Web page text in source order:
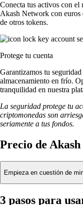
Conecta tus activos con el
Akash Network con euros
de otros tokens.
Protege tu cuenta
Garantizamos tu
almacenamiento en frío.
tranquilidad en nuestra
La seguridad protege tu
criptomonedas son
seriamente a tus fondos.
Precio de
Empieza en cuestión de
3 pasos para